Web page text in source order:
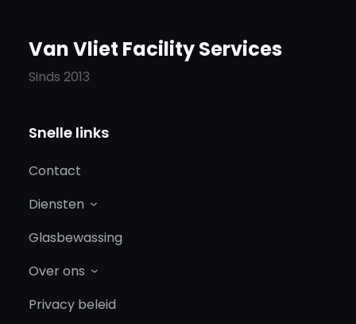
Van Vliet Facility Services
Sinds 2013
Snelle links
Contact
Diensten
Glasbewassing
Over ons
Privacy beleid